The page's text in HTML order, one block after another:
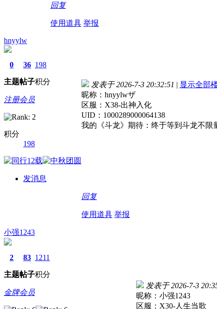
回复
使用道具 举报
hnyylw
0
主题
36
帖子
198
积分
注册会员
积分
198
发消息
发表于 2026-7-3 20:32:51 | 显示全部
昵称：hnyylwザ
区服：X38-出神入化
UID：1000289000064138
我的《斗龙》期待：终于等到斗龙不限
回复
使用道具 举报
小强1243
2
主题
83
帖子
1211
积分
金牌会员
发表于 2026-7-3
昵称：小强1243
区服：X30-人生当歌